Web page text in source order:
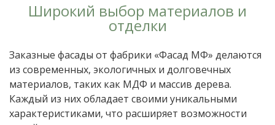
Широкий выбор материалов и
отделки
Заказные фасады от фабрики «Фасад МФ» делаются
из современных, экологичных и долговечных
материалов, таких как МДФ и массив дерева.
Каждый из них обладает своими уникальными
характеристиками, что расширяет возможности